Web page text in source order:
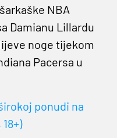
NBA
Damianu Lillardu
noge tijekom
Pacersa u
ponudi na